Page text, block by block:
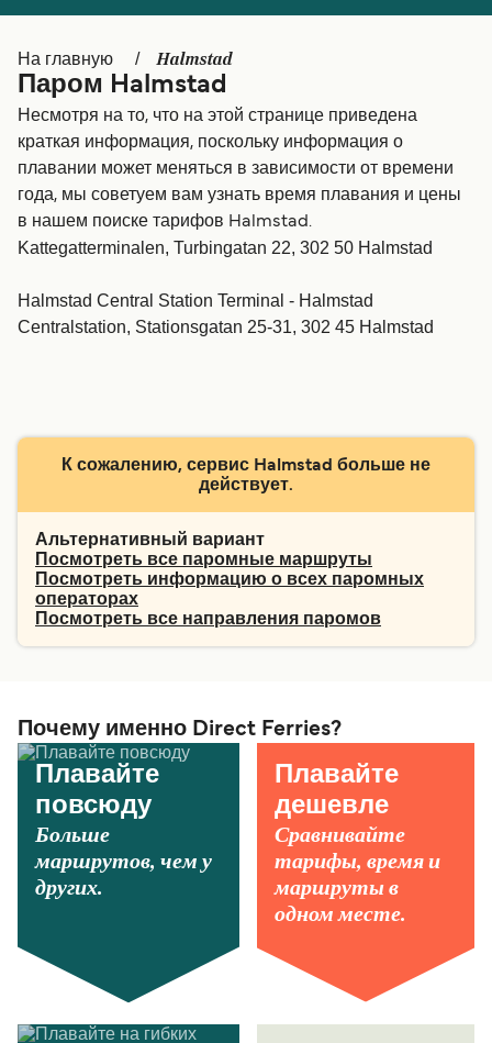
Ελλάδα
Polska Deutschland
Schweiz (DE) Norge
Україна Indonesia
المغرب Maroc (FR)
На главную Halmstad
Паром Halmstad
Несмотря на то, что на этой странице приведена
краткая информация, поскольку информация о
плавании может меняться в зависимости от времени
года, мы советуем вам узнать время плавания и цены
в нашем поиске тарифов Halmstad.
Kattegatterminalen, Turbingatan 22, 302 50 Halmstad
Halmstad Central Station Terminal - Halmstad
Centralstation, Stationsgatan 25-31, 302 45 Halmstad
К сожалению, сервис Halmstad больше не
действует.
Альтернативный вариант
Посмотреть все паромные маршруты
Посмотреть информацию о всех паромных
операторах
Посмотреть все направления паромов
Почему именно Direct Ferries?
Плавайте
повсюду
Больше
маршрутов, чем у
других.
Плавайте
дешевле
Сравнивайте
тарифы, время и
маршруты в
одном месте.